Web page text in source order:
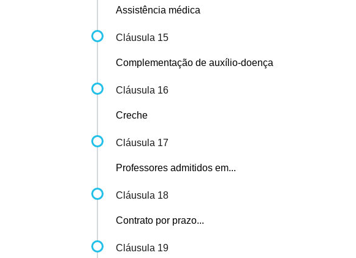
Assistência médica
Cláusula 15
Complementação de auxílio-doença
Cláusula 16
Creche
Cláusula 17
Professores admitidos em...
Cláusula 18
Contrato por prazo...
Cláusula 19